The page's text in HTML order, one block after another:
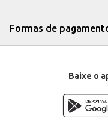
Formas de
Baixe o